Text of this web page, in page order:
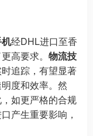
经DHL进口至香
高要求。 物流技
追踪，有望显著
度和效率。然
如更严格的合规
产生重要影响，